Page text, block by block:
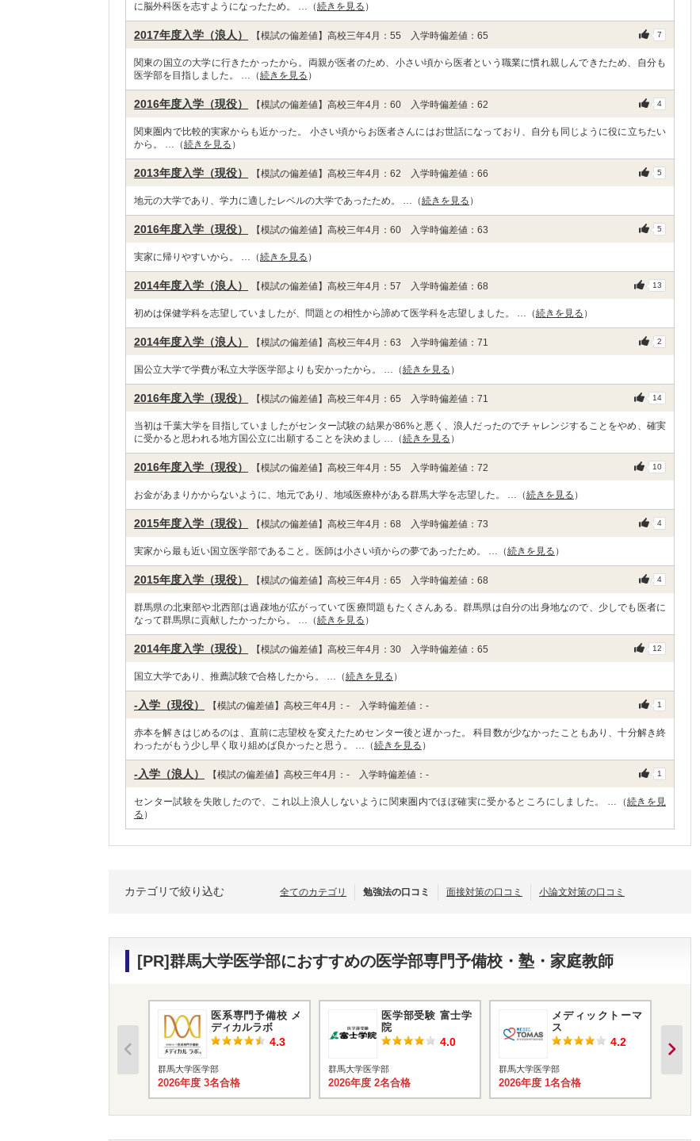
に脳外科医を志すようになったため。 …（続きを見る ）
2017年度入学（浪人） 【模試の偏差値】高校三年4月：55 入学時偏差値：65 7
関東の国立の大学に行きたかったから。両親が医者のため、小さい頃から医者という職業に慣れ親しんできたため、自分も
医学部を目指しました。 …（続きを見る ）
2016年度入学（現役） 【模試の偏差値】高校三年4月：60 入学時偏差値：62 4
関東圏内で比較的実家からも近かった。 小さい頃からお医者さんにはお世話になっており、自分も同じように役に立ちたい
から。 …（続きを見る ）
2013年度入学（現役） 【模試の偏差値】高校三年4月：62 入学時偏差値：66 5
地元の大学であり、学力に適したレベルの大学であったため。 …（続きを見る ）
2016年度入学（現役） 【模試の偏差値】高校三年4月：60 入学時偏差値：63 5
実家に帰りやすいから。 …（続きを見る ）
2014年度入学（浪人） 【模試の偏差値】高校三年4月：57 入学時偏差値：68 13
初めは保健学科を志望していましたが、問題との相性から諦めて医学科を志望しました。 …（続きを見る ）
2014年度入学（浪人） 【模試の偏差値】高校三年4月：63 入学時偏差値：71 2
国公立大学で学費が私立大学医学部よりも安かったから。 …（続きを見る ）
2016年度入学（現役） 【模試の偏差値】高校三年4月：65 入学時偏差値：71 14
当初は千葉大学を目指していましたがセンター試験の結果が86%と悪く、浪人だったのでチャレンジすることをやめ、確実
に受かると思われる地方国公立に出願することを決めまし …（続きを見る ）
2016年度入学（現役） 【模試の偏差値】高校三年4月：55 入学時偏差値：72 10
お金があまりかからないように、地元であり、地域医療枠がある群馬大学を志望した。 …（続きを見る ）
2015年度入学（現役） 【模試の偏差値】高校三年4月：68 入学時偏差値：73 4
実家から最も近い国立医学部であること。医師は小さい頃からの夢であったため。 …（続きを見る ）
2015年度入学（現役） 【模試の偏差値】高校三年4月：65 入学時偏差値：68 4
群馬県の北東部や北西部は過疎地が広がっていて医療問題もたくさんある。群馬県は自分の出身地なので、少しでも医者に
なって群馬県に貢献したかったから。 …（続きを見る ）
2014年度入学（現役） 【模試の偏差値】高校三年4月：30 入学時偏差値：65 12
国立大学であり、推薦試験で合格したから。 …（続きを見る ）
-入学（現役） 【模試の偏差値】高校三年4月：- 入学時偏差値：- 1
赤本を解きはじめるのは、直前に志望校を変えたためセンター後と遅かった。 科目数が少なかったこともあり、十分解き終
わったがもう少し早く取り組めば良かったと思う。 …（続きを見る ）
-入学（浪人） 【模試の偏差値】高校三年4月：- 入学時偏差値：- 1
センター試験を失敗したので、これ以上浪人しないように関東圏内でほぼ確実に受かるところにしました。 …（続きを見
る ）
カテゴリで絞り込む 全てのカテゴリ 勉強法の口コミ 面接対策の口コミ 小論文対策の口コミ
[PR]群馬大学医学部におすすめの医学部専門予備校・塾・家庭教師
医系専門予備校 メ
ディカルラボ
4.3
群馬大学医学部
2026年度 3名合格
医学部受験 富士学
院
4.0
群馬大学医学部
2026年度 2名合格
メディックトーマ
ス
4.2
群馬大学医学部
2026年度 1名合格